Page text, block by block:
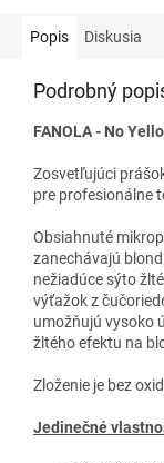
Popis Diskusia
Podrobný
FANOLA - No
Zosvetľujúci
pre profesionálne
Obsiahnuté
zanechávajú
nežiadúce sýto
výťažok z
umožňujú vysoko
žltého efektu na
Zloženie je bez
Jedinečné